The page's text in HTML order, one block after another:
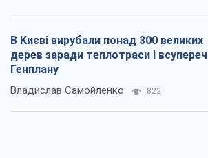
В Києві вирубали понад 300 великих
дерев заради теплотраси і всупереч
Генплану
Владислав Самойленко 822